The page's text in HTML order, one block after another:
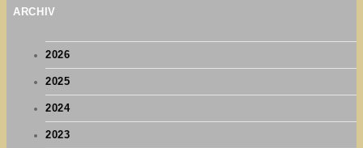
ARCHIV
2026
2025
2024
2023